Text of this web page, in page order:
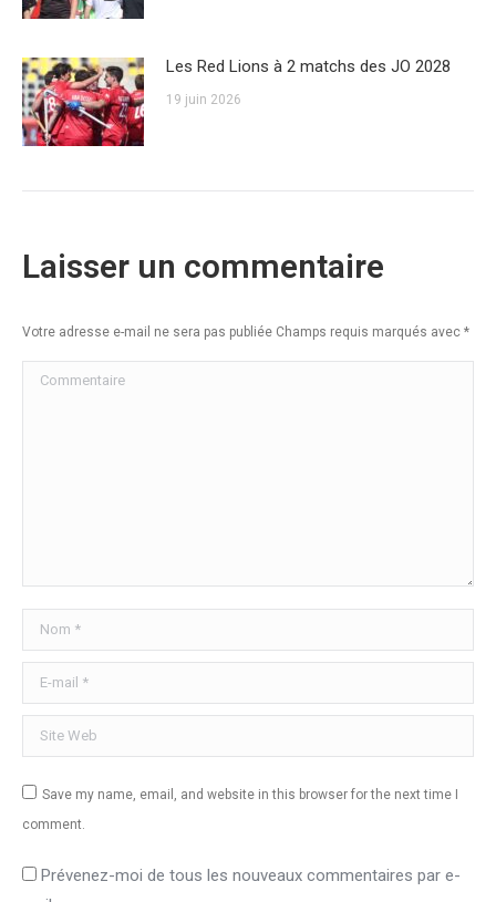
Les Red Lions à 2 matchs des JO 2028
19 juin 2026
Laisser un commentaire
Votre adresse e-mail ne sera pas publiée Champs requis marqués avec *
Commentaire
Nom *
E-mail *
Site Web
Save my name, email, and website in this browser for the next time I
comment.
Prévenez-moi de tous les nouveaux commentaires par e-